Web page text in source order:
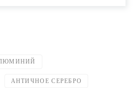
АНТИЧНОЕ СЕРЕБРО